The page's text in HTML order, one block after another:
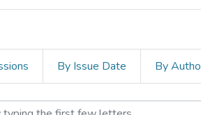
By Issue Date By